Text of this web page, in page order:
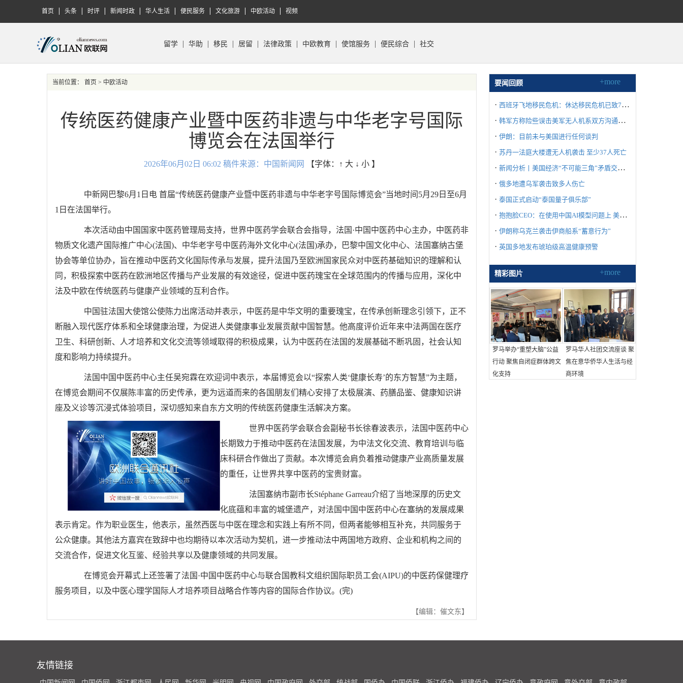
首页 头条 时评 新闻时政 华人生活 便民服务 文化旅游 中欧活动 视频
留学 华助 移民 居留 法律政策 中欧教育 使馆服务 便民综合 社交
当前位置： 首页 > 中欧活动
传统医药健康产业暨中医药非遗与中华老字号国际
博览会在法国举行
2026年06月02日 06:02 稿件来源：中国新闻网 【字体： ↑ 大 ↓ 小 】
中新网巴黎6月1日电 首届“传统医药健康产业暨中医药非遗与中华老字号国际博览会”当地时间5月29日至6月
1日在法国举行。
本次活动由中国国家中医药管理局支持，世界中医药学会联合会指导，法国·中国中医药中心主办，中医药非
物质文化遗产国际推广中心(法国)、中华老字号中医药海外文化中心(法国)承办，巴黎中国文化中心、法国塞纳古堡
协会等单位协办，旨在推动中医药文化国际传承与发展，提升法国乃至欧洲国家民众对中医药基础知识的理解和认
同，积极探索中医药在欧洲地区传播与产业发展的有效途径，促进中医药瑰宝在全球范围内的传播与应用，深化中
法及中欧在传统医药与健康产业领域的互利合作。
中国驻法国大使馆公使陈力出席活动并表示，中医药是中华文明的重要瑰宝，在传承创新理念引领下，正不
断融入现代医疗体系和全球健康治理，为促进人类健康事业发展贡献中国智慧。他高度评价近年来中法两国在医疗
卫生、科研创新、人才培养和文化交流等领域取得的积极成果，认为中医药在法国的发展基础不断巩固，社会认知
度和影响力持续提升。
法国中国中医药中心主任吴宛霖在欢迎词中表示，本届博览会以“探索人类‘健康长寿’的东方智慧”为主题，
在博览会期间不仅展陈丰富的历史传承，更为远道而来的各国朋友们精心安排了太极展演、药膳品鉴、健康知识讲
座及义诊等沉浸式体验项目，深切感知来自东方文明的传统医药健康生活解决方案。
世界中医药学会联合会副秘书长徐春波表示，法国中医药中心
长期致力于推动中医药在法国发展，为中法文化交流、教育培训与临
床科研合作做出了贡献。本次博览会肩负着推动健康产业高质量发展
的重任，让世界共享中医药的宝贵财富。
法国塞纳市副市长Stéphane Garreau介绍了当地深厚的历史文
化底蕴和丰富的城堡遗产，对法国中国中医药中心在塞纳的发展成果
表示肯定。作为职业医生，他表示，虽然西医与中医在理念和实践上有所不同，但两者能够相互补充，共同服务于
公众健康。其他法方嘉宾在致辞中也均期待以本次活动为契机，进一步推动法中两国地方政府、企业和机构之间的
交流合作，促进文化互鉴、经验共享以及健康领域的共同发展。
在博览会开幕式上还签署了法国·中国中医药中心与联合国教科文组织国际职员工会(AIPU)的中医药保健理疗
服务项目，以及中医心理学国际人才培养项目战略合作等内容的国际合作协议。(完)
【编辑：催文东】
要闻回顾 +more
· 西班牙飞地移民危机：休达移民危机已致72人死亡
· 韩军方称险些误击美军无人机系双方沟通失误所致
· 伊朗：目前未与美国进行任何谈判
· 苏丹一法庭大楼遭无人机袭击 至少37人死亡
· 新闻分析丨美国经济“不可能三角”矛盾交织冲击世界
· 俄多地遭乌军袭击致多人伤亡
· 泰国正式启动“泰国量子俱乐部”
· 抱抱脸CEO：在使用中国AI模型问题上 美国不要“自废武功”
· 伊朗称乌克兰袭击伊商船系“蓄意行为”
· 英国多地发布琥珀级高温健康预警
精彩图片 +more
罗马举办“重塑大脑”公益
行动 聚焦自闭症群体跨文
化支持
罗马华人社团交流座谈 聚
焦在意华侨华人生活与经
商环境
友情链接